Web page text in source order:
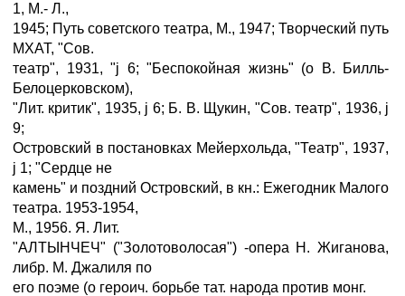
1, М.- Л.,
1945; Путь советского театра, М., 1947; Творческий путь
МХАТ, "Сов.
театр", 1931, "ј 6; "Беспокойная жизнь" (о В. Билль-
Белоцерковском),
"Лит. критик", 1935, ј 6; Б. В. Щукин, "Сов. театр", 1936, ј
9;
Островский в постановках Мейерхольда, "Театр", 1937,
ј 1; "Сердце не
камень" и поздний Островский, в кн.: Ежегодник Малого
театра. 1953-1954,
М., 1956. Я. Лит.
"АЛТЫНЧЕЧ" ("Золотоволосая") -опера Н. Жиганова,
либр. М. Джалиля по
его поэме (о героич. борьбе тат. народа против монг.